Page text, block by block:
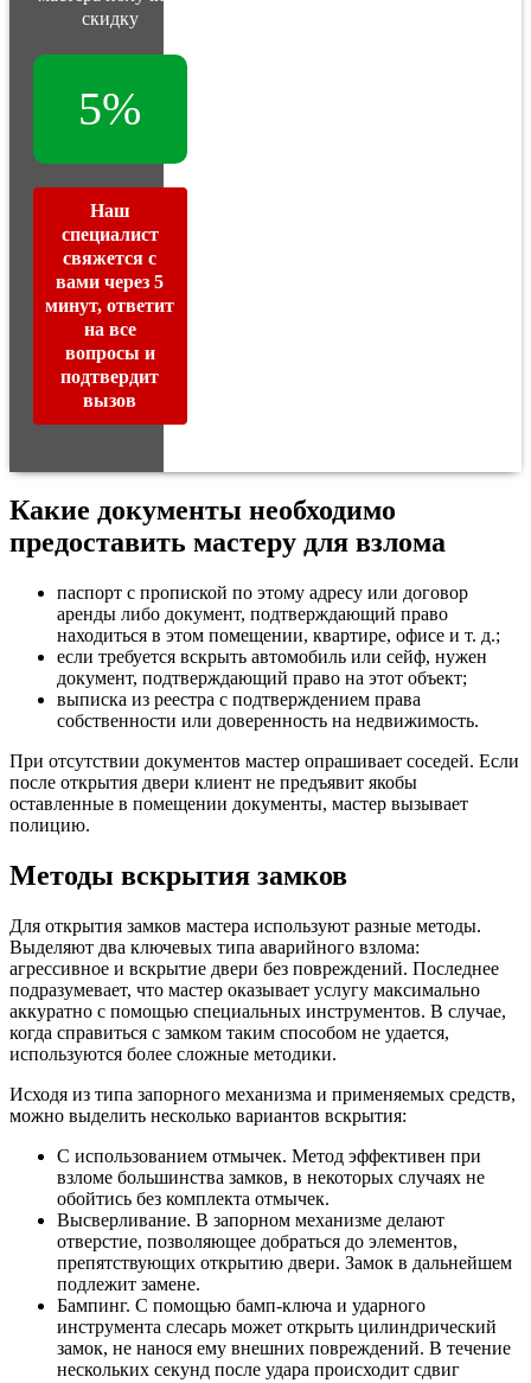
скидку
5%
Наш
специалист
свяжется с
вами через 5
минут, ответит
на все
вопросы и
подтвердит
вызов
Какие документы необходимо
предоставить мастеру для взлома
паспорт с пропиской по этому адресу или договор
аренды либо документ, подтверждающий право
находиться в этом помещении, квартире, офисе и т. д.;
если требуется вскрыть автомобиль или сейф, нужен
документ, подтверждающий право на этот объект;
выписка из реестра с подтверждением права
собственности или доверенность на недвижимость.
При отсутствии документов мастер опрашивает соседей. Если
после открытия двери клиент не предъявит якобы
оставленные в помещении документы, мастер вызывает
полицию.
Методы вскрытия замков
Для открытия замков мастера используют разные методы.
Выделяют два ключевых типа аварийного взлома:
агрессивное и вскрытие двери без повреждений. Последнее
подразумевает, что мастер оказывает услугу максимально
аккуратно с помощью специальных инструментов. В случае,
когда справиться с замком таким способом не удается,
используются более сложные методики.
Исходя из типа запорного механизма и применяемых средств,
можно выделить несколько вариантов вскрытия:
С использованием отмычек. Метод эффективен при
взломе большинства замков, в некоторых случаях не
обойтись без комплекта отмычек.
Высверливание. В запорном механизме делают
отверстие, позволяющее добраться до элементов,
препятствующих открытию двери. Замок в дальнейшем
подлежит замене.
Бампинг. С помощью бамп-ключа и ударного
инструмента слесарь может открыть цилиндрический
замок, не нанося ему внешних повреждений. В течение
нескольких секунд после удара происходит сдвиг